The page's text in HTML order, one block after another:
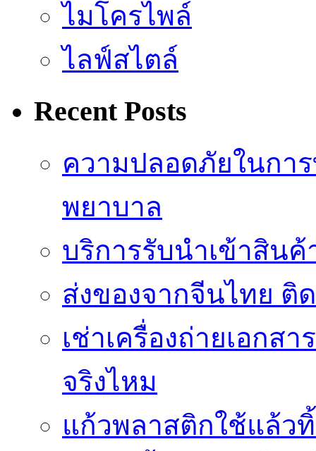
ไมโครไพล์
ไลฟ์สไตล์
Recent Posts
ความปลอดภัยในกา
พยาบาล
บริการรับนำเข้าสิน
ส่งของจากจีนไทย ติ
เช่าเครื่องถ่ายเอกส
จริงไหม
แก้วพลาสติกใช้แล้ว